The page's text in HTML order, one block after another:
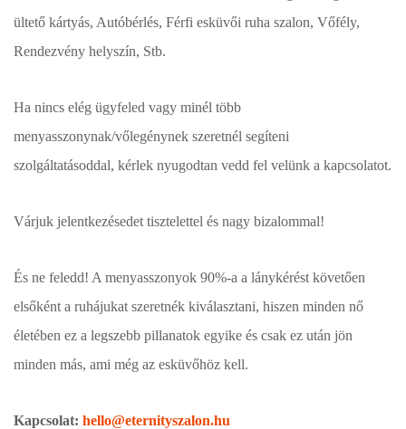
ültető kártyás, Autóbérlés, Férfi esküvői ruha szalon, Vőfély,
Rendezvény helyszín, Stb.
Ha nincs elég ügyfeled vagy minél több
menyasszonynak/vőlegénynek szeretnél segíteni
szolgáltatásoddal, kérlek nyugodtan vedd fel velünk a kapcsolatot.
Várjuk jelentkezésedet tisztelettel és nagy bizalommal!
És ne feledd! A menyasszonyok 90%-a a lánykérést követően
elsőként a ruhájukat szeretnék kiválasztani, hiszen minden nő
életében ez a legszebb pillanatok egyike és csak ez után jön
minden más, ami még az esküvőhöz kell.
Kapcsolat: hello@eternityszalon.hu